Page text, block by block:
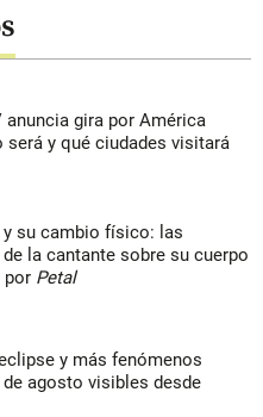
anuncia gira por América
será y qué ciudades visitará
y su cambio físico: las
la cantante sobre su cuerpo
por Petal
y más fenómenos
agosto visibles desde